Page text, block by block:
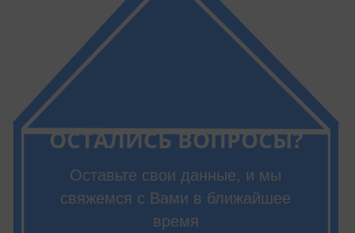
ОСТАЛИСЬ ВОПРОСЫ?
Оставьте свои данные, и мы
свяжемся с Вами в ближайшее
время